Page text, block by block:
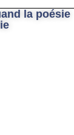
la poésie